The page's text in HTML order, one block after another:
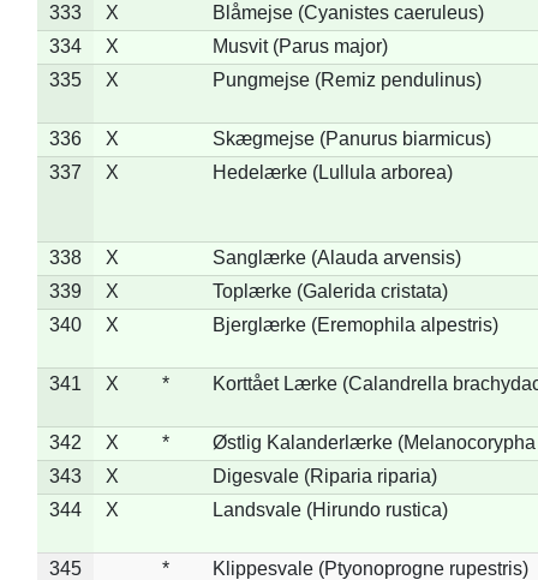
333
X
Blåmejse (Cyanistes caeruleus)
334
X
Musvit (Parus major)
335
X Pungmejse (Remiz pendulinus)
336 X
Skægmejse (Panurus biarmicus)
337
X Hedelærke (Lullula arborea)
338 X
Sanglærke (Alauda arvensis)
339
X
Toplærke (Galerida cristata)
340
X Bjerglærke (Eremophila alpestris)
341 X * Korttået Lærke (Calandrella
342 X *
Østlig Kalanderlærke (Melanocorypha
343
X
Digesvale (Riparia riparia)
344
X Landsvale (Hirundo rustica)
345 *
Klippesvale (Ptyonoprogne rupestris)